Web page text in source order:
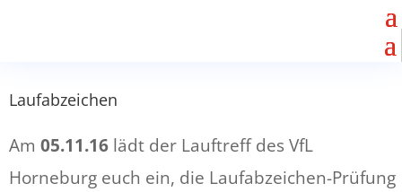
Laufabzeichen
Am 05.11.16 lädt der Lauftreff des VfL
Horneburg euch ein, die Laufabzeichen-Prüfung